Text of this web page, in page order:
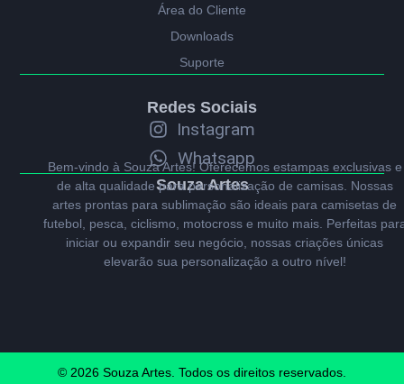
Souza Artes
Bem-vindo à Souza Artes! Oferecemos estampas exclusivas e
de alta qualidade para personalização de camisas. Nossas
artes prontas para sublimação são ideais para camisetas de
futebol, pesca, ciclismo, motocross e muito mais. Perfeitas
iniciar ou expandir seu negócio, nossas criações únicas
elevarão sua personalização a outro nível!
Redes Sociais
Instagram
Whatsapp
Área do Cliente
Downloads
Suporte
© 2026 Souza Artes. Todos os direitos reservados.